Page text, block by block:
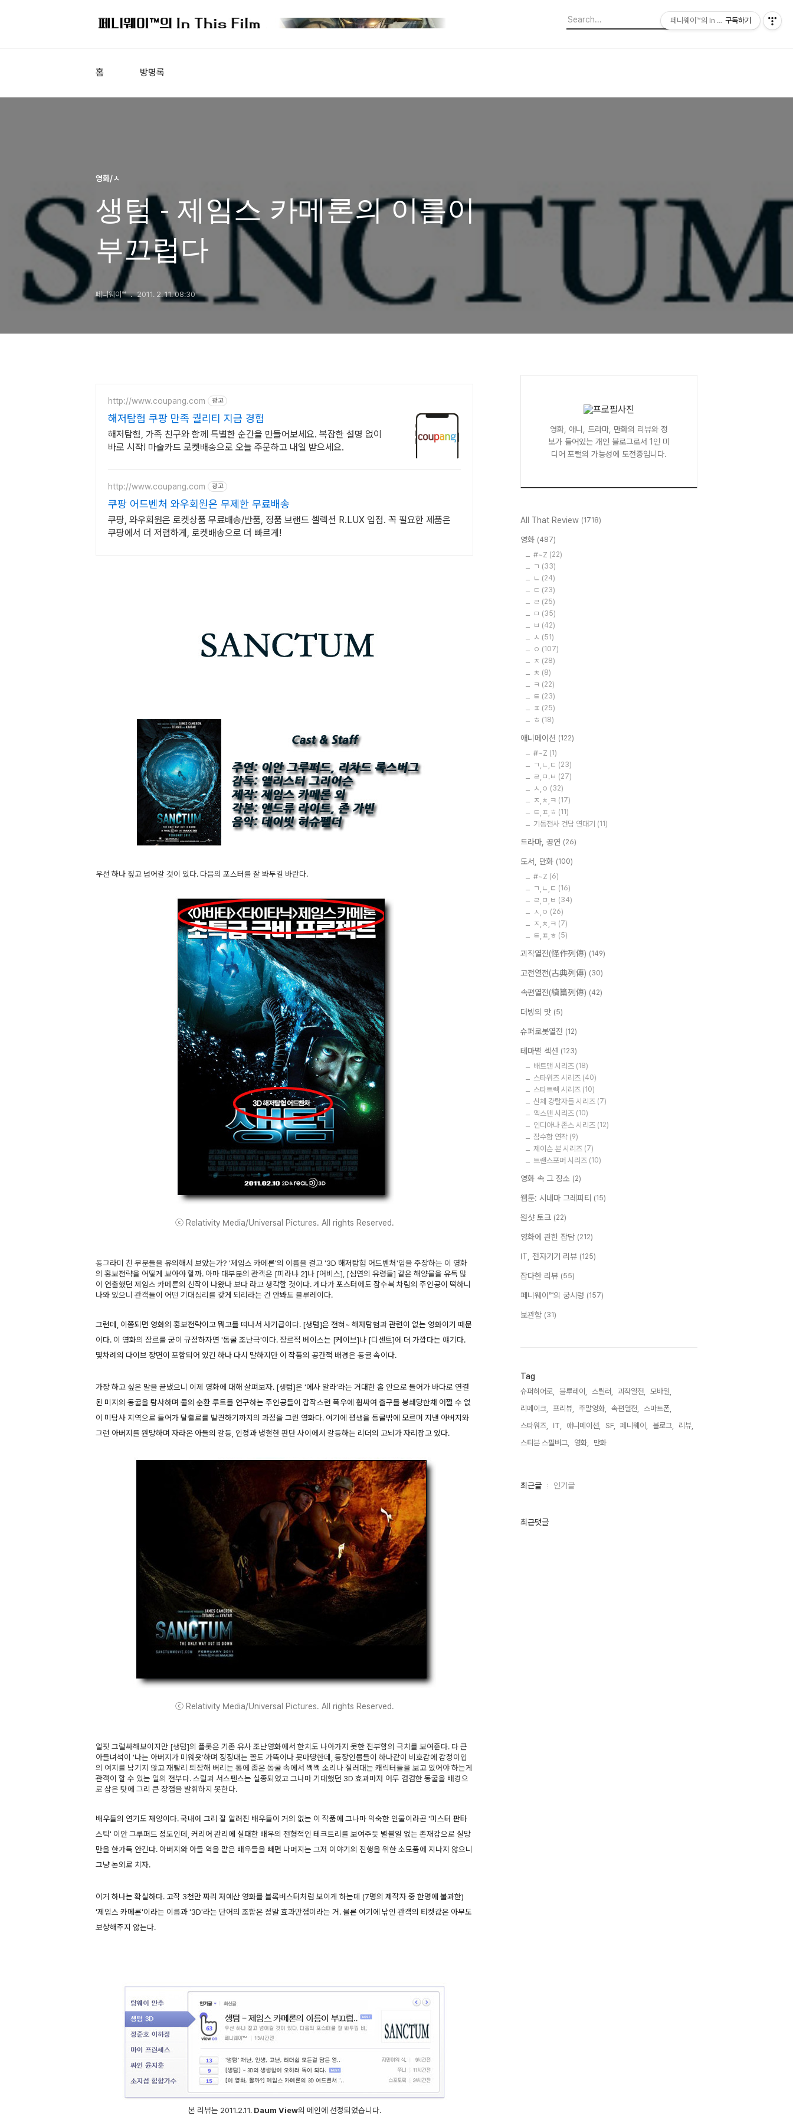
홈 방명록
영화/ㅅ
생텀 - 제임스 카메론의 이름이
부끄럽다
페니웨이™ 2011. 2. 11. 08:30
http://www.coupang.com 광고
해저탐험 쿠팡 만족 퀄리티 지금 경험
해저탐험, 가족 친구와 함께 특별한 순간을 만들어보세요. 복잡한 설명 없이
바로 시작! 마술카드 로켓배송으로 오늘 주문하고 내일 받으세요.
http://www.coupang.com 광고
쿠팡 어드벤처 와우회원은 무제한 무료배송
쿠팡, 와우회원은 로켓상품 무료배송/반품, 정품 브랜드 셀렉션 R.LUX 입점. 꼭 필요한 제품은
쿠팡에서 더 저렴하게, 로켓배송으로 더 빠르게!
우선 하나 짚고 넘어갈 것이 있다. 다음의 포스터를 잘 봐두길 바란다.
ⓒ Relativity Media/Universal Pictures. All rights Reserved.
동그라미 친 부분들을 유의해서 보았는가? '제임스 카메론'의 이름을 걸고 '3D 해저탐험 어드벤처'임을 주장하는 이 영화
의 홍보전략을 어떻게 보아야 할까. 아마 대부분의 관객은 [피라냐 2]나 [어비스], [심연의 유령들] 같은 해양물을 유독 많
이 연출했던 제임스 카메론의 신작이 나왔나 보다 라고 생각할 것이다. 게다가 포스터에도 잠수복 차림의 주인공이 떡하니
나와 있으니 관객들이 어떤 기대심리를 갖게 되리라는 건 안봐도 블루레이다.
그런데, 이쯤되면 영화의 홍보전략이고 뭐고를 떠나서 사기급이다. [생텀]은 전혀~ 해저탐험과 관련이 없는 영화이기 때문
이다. 이 영화의 장르를 굳이 규정하자면 '동굴 조난극'이다. 장르적 베이스는 [케이브]나 [디센트]에 더 가깝다는 얘기다.
몇차례의 다이브 장면이 포함되어 있긴 하나 다시 말하지만 이 작품의 공간적 배경은 동굴 속이다.
가장 하고 싶은 말을 끝냈으니 이제 영화에 대해 살펴보자. [생텀]은 '에사 알라'라는 거대한 홀 안으로 들어가 바다로 연결
된 미지의 동굴을 탐사하며 물의 순환 루트를 연구하는 주인공들이 갑작스런 폭우에 휩싸여 출구를 봉쇄당한채 어쩔 수 없
이 미탐사 지역으로 들어가 탈출로를 발견하기까지의 과정을 그린 영화다. 여기에 평생을 동굴밖에 모르며 지낸 아버지와
그런 아버지를 원망하며 자라온 아들의 갈등, 인정과 냉철한 판단 사이에서 갈등하는 리더의 고뇌가 자리잡고 있다.
ⓒ Relativity Media/Universal Pictures. All rights Reserved.
얼핏 그럴싸해보이지만 [생텀]의 플롯은 기존 유사 조난영화에서 한치도 나아가지 못한 진부함의 극치를 보여준다. 다 큰
아들녀석이 '나는 아버지가 미워욧'하며 징징대는 꼴도 가뜩이나 못마땅한데, 등장인물들이 하나같이 비호감에 감정이입
의 여지를 남기지 않고 재빨리 퇴장해 버리는 통에 좁은 동굴 속에서 꽥꽥 소리나 질러대는 캐릭터들을 보고 있어야 하는게
관객이 할 수 있는 일의 전부다. 스릴과 서스펜스는 실종되었고 그나마 기대했던 3D 효과마저 어두 컴컴한 동굴을 배경으
로 삼은 탓에 그리 큰 장점을 발휘하지 못한다.
배우들의 연기도 재앙이다. 국내에 그리 잘 알려진 배우들이 거의 없는 이 작품에 그나마 익숙한 인물이라곤 '미스터 판타
스틱' 이안 그루퍼드 정도인데, 커리어 관리에 실패한 배우의 전형적인 테크트리를 보여주듯 별볼일 없는 존재감으로 실망
만을 한가득 안긴다. 아버지와 아들 역을 맡은 배우들을 빼면 나머지는 그저 이야기의 진행을 위한 소모품에 지나지 않으니
그냥 논외로 치자.
이거 하나는 확실하다. 고작 3천만 짜리 저예산 영화를 블록버스터처럼 보이게 하는데 (7명의 제작자 중 한명에 불과한)
'제임스 카메론'이라는 이름과 '3D'라는 단어의 조합은 정말 효과만점이라는 거. 물론 여기에 낚인 관객의 티켓값은 아무도
보상해주지 않는다.
본 리뷰는 2011.2.11. Daum View의 메인에 선정되었습니다.
영화, 애니, 드라마, 만화의 리뷰와 정
보가 들어있는 개인 블로그로서 1인 미
디어 포털의 가능성에 도전중입니다.
All That Review (1718)
영화 (487)
#~Z (22)
ㄱ (33)
ㄴ (24)
ㄷ (23)
ㄹ (25)
ㅁ (35)
ㅂ (42)
ㅅ (51)
ㅇ (107)
ㅈ (28)
ㅊ (8)
ㅋ (22)
ㅌ (23)
ㅍ (25)
ㅎ (18)
애니메이션 (122)
#~Z (1)
ㄱ,ㄴ,ㄷ (23)
ㄹ,ㅁ.ㅂ (27)
ㅅ,ㅇ (32)
ㅈ,ㅊ,ㅋ (17)
ㅌ,ㅍ,ㅎ (11)
기동전사 건담 연대기 (11)
드라마, 공연 (26)
도서, 만화 (100)
#~Z (6)
ㄱ,ㄴ,ㄷ (16)
ㄹ,ㅁ,ㅂ (34)
ㅅ,ㅇ (26)
ㅈ,ㅊ,ㅋ (7)
ㅌ,ㅍ,ㅎ (5)
괴작열전(怪作列傳) (149)
고전열전(古典列傳) (30)
속편열전(續篇列傳) (42)
더빙의 맛 (5)
슈퍼로봇열전 (12)
테마별 섹션 (123)
배트맨 시리즈 (18)
스타워즈 시리즈 (40)
스타트렉 시리즈 (10)
신체 강탈자들 시리즈 (7)
엑스맨 시리즈 (10)
인디아나 존스 시리즈 (12)
잠수함 연작 (9)
제이슨 본 시리즈 (7)
트랜스포머 시리즈 (10)
영화 속 그 장소 (2)
웹툰: 시네마 그레피티 (15)
원샷 토크 (22)
영화에 관한 잡담 (212)
IT, 전자기기 리뷰 (125)
잡다한 리뷰 (55)
페니웨이™의 궁시렁 (157)
보관함 (31)
Tag
슈퍼히어로, 블루레이, 스릴러, 괴작열전,
모바일,
리메이크,
프리뷰, 주말영화, 속편열전,
스마트폰,
스타워즈,
IT, 애니메이션, SF, 페니웨이, 블로그,
리뷰,
스티븐 스필버그,
영화, 만화,
최
인
최근글 인기글
최근댓글
페니웨이™의 In This Film
구독하기